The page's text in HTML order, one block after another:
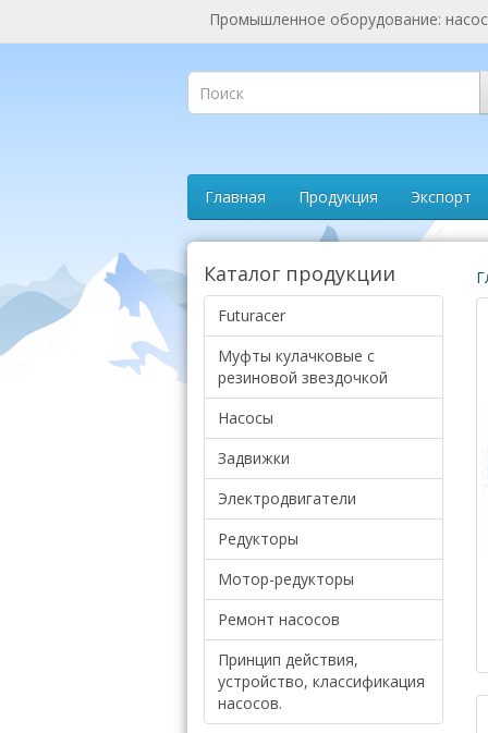
Промышленное оборудование:
Главная Продукция Экспорт
Каталог продукции
Futuracer
Муфты кулачковые с
резиновой звездочкой
Насосы
Задвижки
Электродвигатели
Редукторы
Мотор-редукторы
Ремонт насосов
Принцип действия,
устройство, классификация
насосов.